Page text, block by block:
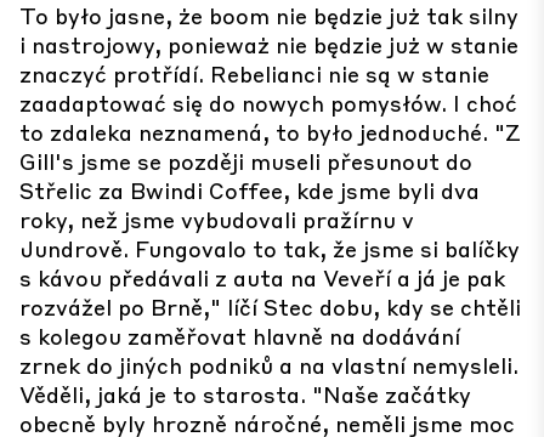
To było jasne, że boom nie będzie już tak silny
i nastrojowy, ponieważ nie będzie już w stanie
znaczyć protřídí. Rebelianci nie są w stanie
zaadaptować się do nowych pomysłów. I choć
to zdaleka neznamená, to było jednoduché. "Z
Gill's jsme se později museli přesunout do
Střelic za Bwindi Coffee, kde jsme byli dva
roky, než jsme vybudovali pražírnu v
Jundrově. Fungovalo to tak, že jsme si balíčky
s kávou předávali z auta na Veveří a já je pak
rozvážel po Brně," líčí Stec dobu, kdy se chtěli
s kolegou zaměřovat hlavně na dodávání
zrnek do jiných podniků a na vlastní nemysleli.
Věděli, jaká je to starosta. "Naše začátky
obecně byly hrozně náročné, neměli jsme moc